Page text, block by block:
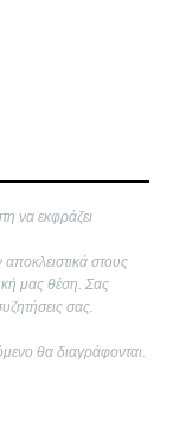
να εκφράζει
στους
μας θέση. Σας
σας.
θα διαγράφονται.